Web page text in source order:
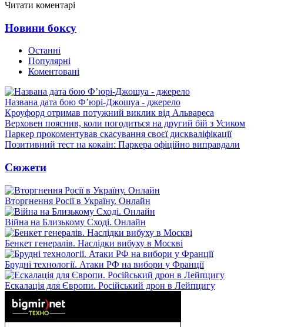
Читати коментарі
Новини боксу
Останні
Популярні
Коментовані
Названа дата бою Ф’юрі-Джошуа - джерело
Кроуфорд отримав потужний виклик від Альвареса
Верховен пояснив, коли погодиться на другий бій з Усиком
Паркер прокоментував скасування своєї дискваліфікації
Позитивний тест на кокаїн: Паркера офіційно виправдали
Сюжети
Вторгнення Росії в Україну. Онлайн
Війна на Близькому Сході. Онлайн
Бенкет генералів. Наслідки вибуху в Москві
Брудні технології. Атаки РФ на вибори у Франції
Ескалація для Європи. Російський дрон в Лейпцигу